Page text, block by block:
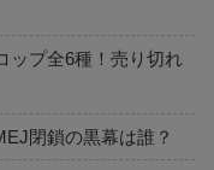
ップ全6種！売り切れ
閉鎖の黒幕は誰？